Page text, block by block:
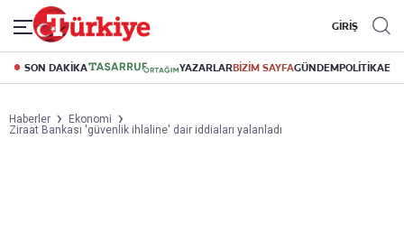
GİRİŞ
SON DAKİKA YAZARLARBİZİM SAYFAGÜNDEMPOLİTİKA
Haberler
Ekonomi
Ziraat Bankası 'güvenlik ihlaline' dair iddiaları yalanladı